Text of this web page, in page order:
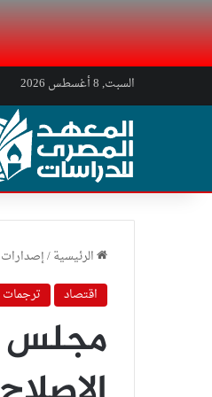
السبت, 8 أغسطس 2026
الرئيسية/إصدارات
اقتصاد
ترجمات
مجلس